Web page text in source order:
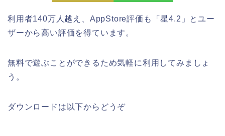
利用者140万人越え、AppStore評価も「星4.2」とユー
ザーから高い評価を得ています。
無料で遊ぶことができるため気軽に利用してみましょ
う。
ダウンロードは以下からどうぞ